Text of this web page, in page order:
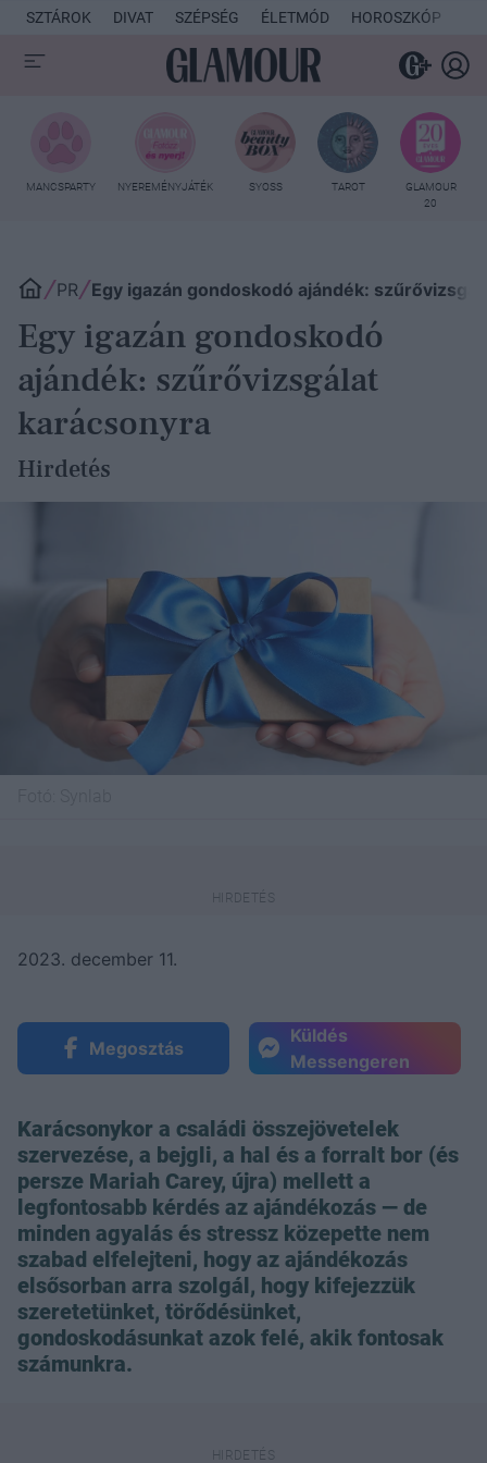
SZTÁROK DIVAT SZÉPSÉG ÉLETMÓD HOROSZKÓP
MANCSPARTY NYEREMÉNYJÁTÉK SYOSS TAROT
GLAMOUR
20
PR Egy igazán gondoskodó ajándék:
Egy igazán gondoskodó
ajándék: szűrővizsgálat
karácsonyra
Hirdetés
2023. december 11.
Megosztás
Küldés
Messengeren
Karácsonykor a családi összejövetelek
szervezése, a bejgli, a hal és a forralt bor (és
persze Mariah Carey, újra) mellett a
legfontosabb kérdés az ajándékozás — de
minden agyalás és stressz közepette nem
szabad elfelejteni, hogy az ajándékozás
elsősorban arra szolgál, hogy kifejezzük
szeretetünket, törődésünket,
gondoskodásunkat azok felé, akik fontosak
számunkra.